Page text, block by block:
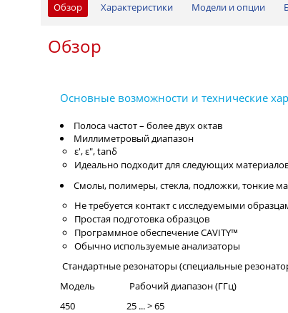
Обзор Характеристики Модели и опции
Обзор
Полоса частот – более двух октав
Миллиметровый диапазон
ε', ε", tanδ
Идеально подходит для следующих
Смолы, полимеры, стекла, подложки, тонкие
Не требуется контакт с исследуемыми
Простая подготовка образцов
Программное обеспечение CAVITY™
Обычно используемые анализаторы
Стандартные резонаторы (специальные
Модель Рабочий диапазон (ГГц)
450 25 ... > 65